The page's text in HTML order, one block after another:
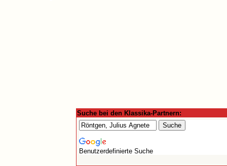
Suche bei den Klassika-Partnern:
Benutzerdefinierte Suche